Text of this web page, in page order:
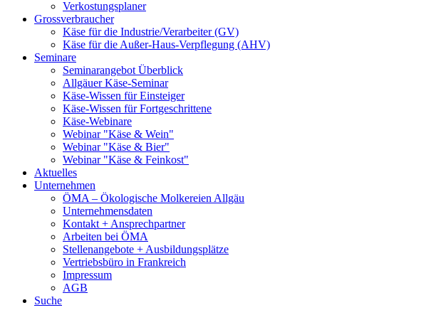
Verkostungsplaner
Grossverbraucher
Käse für die Industrie/Verarbeiter (GV)
Käse für die Außer-Haus-Verpflegung (AHV)
Seminare
Seminarangebot Überblick
Allgäuer Käse-Seminar
Käse-Wissen für Einsteiger
Käse-Wissen für Fortgeschrittene
Käse-Webinare
Webinar "Käse & Wein"
Webinar "Käse & Bier"
Webinar "Käse & Feinkost"
Aktuelles
Unternehmen
ÖMA – Ökologische Molkereien Allgäu
Unternehmensdaten
Kontakt + Ansprechpartner
Arbeiten bei ÖMA
Stellenangebote + Ausbildungsplätze
Vertriebsbüro in Frankreich
Impressum
AGB
Suche